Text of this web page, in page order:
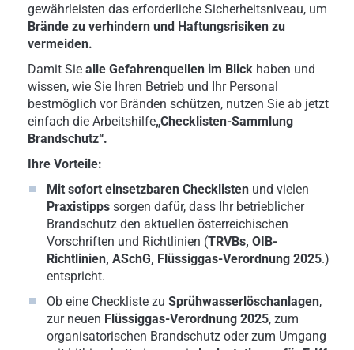
gewährleisten das erforderliche Sicherheitsniveau, um
Brände zu verhindern und Haftungsrisiken zu
vermeiden.
Damit Sie alle Gefahrenquellen im Blick haben und
wissen, wie Sie Ihren Betrieb und Ihr Personal
bestmöglich vor Bränden schützen, nutzen Sie ab jetzt
einfach die Arbeitshilfe„Checklisten-Sammlung
Brandschutz“.
Ihre Vorteile:
Mit sofort einsetzbaren Checklisten und vielen
Praxistipps sorgen dafür, dass Ihr betrieblicher
Brandschutz den aktuellen österreichischen
Vorschriften und Richtlinien (TRVBs, OIB-
Richtlinien, ASchG, Flüssiggas-Verordnung 2025.)
entspricht.
Ob eine Checkliste zu Sprühwasserlöschanlagen,
zur neuen Flüssiggas-Verordnung 2025, zum
organisatorischen Brandschutz oder zum Umgang